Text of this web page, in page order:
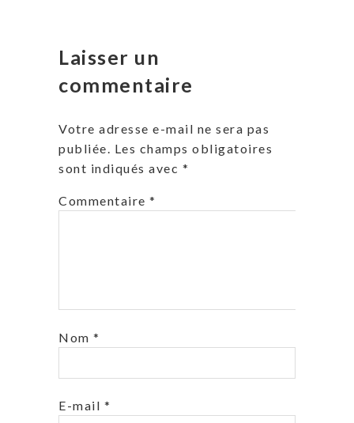
Laisser un
commentaire
Votre adresse e-mail ne sera pas
publiée. Les champs obligatoires
sont indiqués avec *
Commentaire *
Nom *
E-mail *